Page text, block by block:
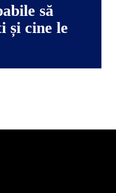
să
și cine le